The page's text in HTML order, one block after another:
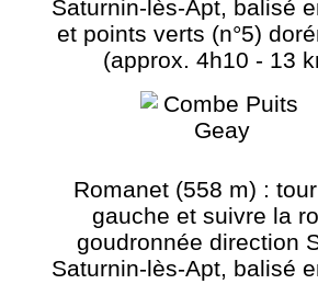
Saturnin-lès-Apt, balisé
et points verts (n°5)
(approx. 4h10 - 13
Romanet (558 m) :
gauche et suivre la
goudronnée direction
Saturnin-lès-Apt, balisé